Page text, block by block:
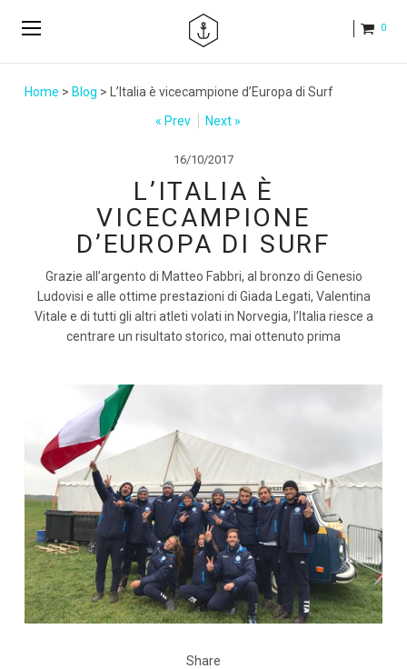
0
Home > Blog > L’Italia è vicecampione d’Europa di Surf
« Prev
Next »
16/10/2017
L’ITALIA È
VICECAMPIONE
D’EUROPA DI SURF
Grazie all’argento di Matteo Fabbri, al bronzo di Genesio
Ludovisi e alle ottime prestazioni di Giada Legati, Valentina
Vitale e di tutti gli altri atleti volati in Norvegia, l’Italia riesce a
centrare un risultato storico, mai ottenuto prima
Share